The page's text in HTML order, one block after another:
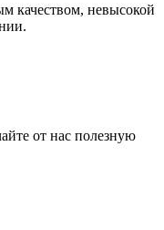
качеством, невысокой
от нас полезную